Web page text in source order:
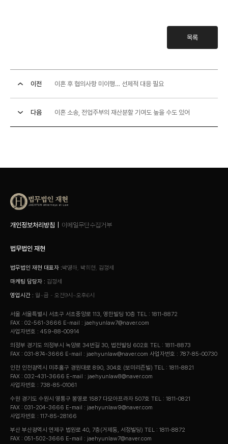
목록
이전 이혼 후 협의사항 미이행… 선제적 대응 필요
다음 이혼 소송, 전업주부의 재산분할 기여도 높을 수도 있어
개인정보처리방침 이메일무단수집거부
법무법인 재현
법무법인 재현 대표자 :박영하, 박희현, 김정세
마케팅 담당자 : 김정세
영업시간 : 월~금 - 오전9시~오후6시
서울 서울특별시 서초구 서초중앙로 113, 영한빌딩 10층 TEL : 1811-8872
FAX : 02-561-3666 E-mail : jaehyunlaw7@naver.com
사업자번호 : 459-88-00914
의정부 경기도 의정부시 녹양로 34번길 30, 법전빌딩 602호 TEL : 1811-8873
FAX : 031-874-3666 E-mail : jaehyunlaw@naver.com 사업자번호 : 787-85-00730
인천 인천광역시 미추홀구 경원대로 890, 304호 (보미리즌빌) TEL : 1811-8821
FAX : 032-431-3666 E-mail : jaehyunlaw8@naver.com
사업자번호 : 738-85-01061
수원 경기도 수원시 영통구 봉영로 1587 다모아프라자 507호 TEL : 1811-0821
FAX : 031-204-3666 E-mail : jaehyunlaw9@naver.com
사업자번호 : 117-85-28166
부산 부산광역시 연제구 법원로 40, 7층(거제동, 서정빌딩) TEL : 1811-8872
FAX : 051-502-3666 E-mail : jaehyunlaw7@naver.com